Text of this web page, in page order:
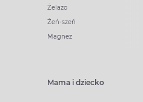
Żelazo
Żeń-szeń
Magnez
Mama i dziecko